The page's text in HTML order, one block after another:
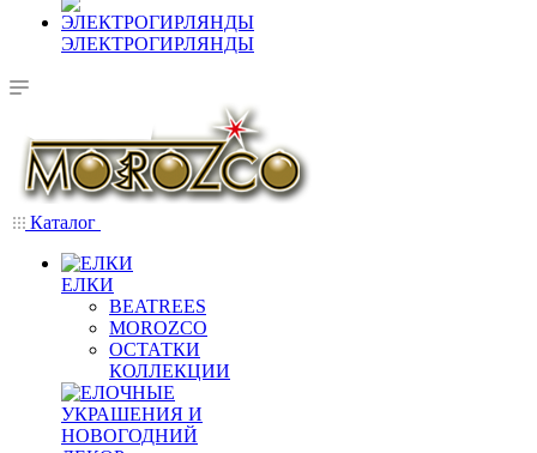
ЭЛЕКТРОГИРЛЯНДЫ
Каталог
ЕЛКИ
BEATREES
MOROZCO
ОСТАТКИ
КОЛЛЕКЦИИ